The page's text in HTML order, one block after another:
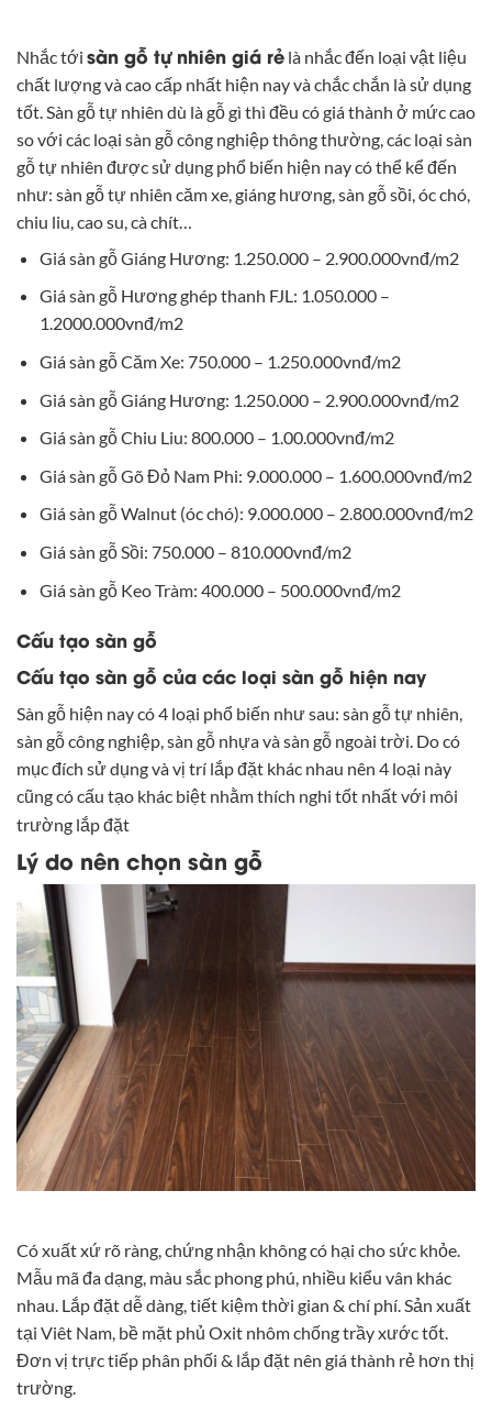
Nhắc tới sàn gỗ tự nhiên giá rẻ là nhắc đến loại vật liệu
chất lượng và cao cấp nhất hiện nay và chắc chắn là sử dụng
tốt. Sàn gỗ tự nhiên dù là gỗ gì thì đều có giá thành ở mức cao
so với các loại sàn gỗ công nghiệp thông thường, các loại sàn
gỗ tự nhiên được sử dụng phổ biến hiện nay có thể kể đến
như: sàn gỗ tự nhiên căm xe, giáng hương, sàn gỗ sồi, óc chó,
chiu liu, cao su, cà chít…
Giá sàn gỗ Giáng Hương: 1.250.000 – 2.900.000vnđ/m2
Giá sàn gỗ Hương ghép thanh FJL: 1.050.000 –
1.2000.000vnđ/m2
Giá sàn gỗ Căm Xe: 750.000 – 1.250.000vnđ/m2
Giá sàn gỗ Giáng Hương: 1.250.000 – 2.900.000vnđ/m2
Giá sàn gỗ Chiu Liu: 800.000 – 1.00.000vnđ/m2
Giá sàn gỗ Gõ Đỏ Nam Phi: 9.000.000 – 1.600.000vnđ/m2
Giá sàn gỗ Walnut (óc chó): 9.000.000 – 2.800.000vnđ/m2
Giá sàn gỗ Sồi: 750.000 – 810.000vnđ/m2
Giá sàn gỗ Keo Tràm: 400.000 – 500.000vnđ/m2
Cấu tạo sàn gỗ
Cấu tạo sàn gỗ của các loại sàn gỗ hiện nay
Sàn gỗ hiện nay có 4 loại phổ biến như sau: sàn gỗ tự nhiên,
sàn gỗ công nghiệp, sàn gỗ nhựa và sàn gỗ ngoài trời. Do có
mục đích sử dụng và vị trí lắp đặt khác nhau nên 4 loại này
cũng có cấu tạo khác biệt nhằm thích nghi tốt nhất với môi
trường lắp đặt
Lý do nên chọn sàn gỗ
Có xuất xứ rõ ràng, chứng nhận không có hại cho sức khỏe.
Mẫu mã đa dạng, màu sắc phong phú, nhiều kiểu vân khác
nhau. Lắp đặt dễ dàng, tiết kiệm thời gian & chí phí. Sản xuất
tại Viêt Nam, bề mặt phủ Oxit nhôm chống trầy xước tốt.
Đơn vị trực tiếp phân phối & lắp đặt nên giá thành rẻ hơn thị
trường.